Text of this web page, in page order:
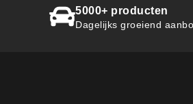
5000+ producten
Dagelijks groeiend